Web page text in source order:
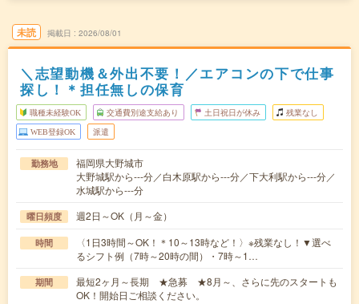
未読 掲載日 2026/08/01
＼志望動機＆外出不要！／エアコンの下で仕事
探し！＊担任無しの保育
職種未経験OK 交通費別途支給あり 土日祝日が休み 残業なし
WEB登録OK 派遣
勤務地
福岡県大野城市
大野城駅から---分／白木原駅から---分／下大利駅から---分／
水城駅から---分
曜日頻度 週2日～OK（月～金）
時間
〈1日3時間～OK！＊10～13時など！〉※残業なし！▼選べ
るシフト例（7時～20時の間）・7時～1…
期間
最短2ヶ月～長期 ★急募 ★8月～、さらに先のスタートも
OK！開始日ご相談ください。